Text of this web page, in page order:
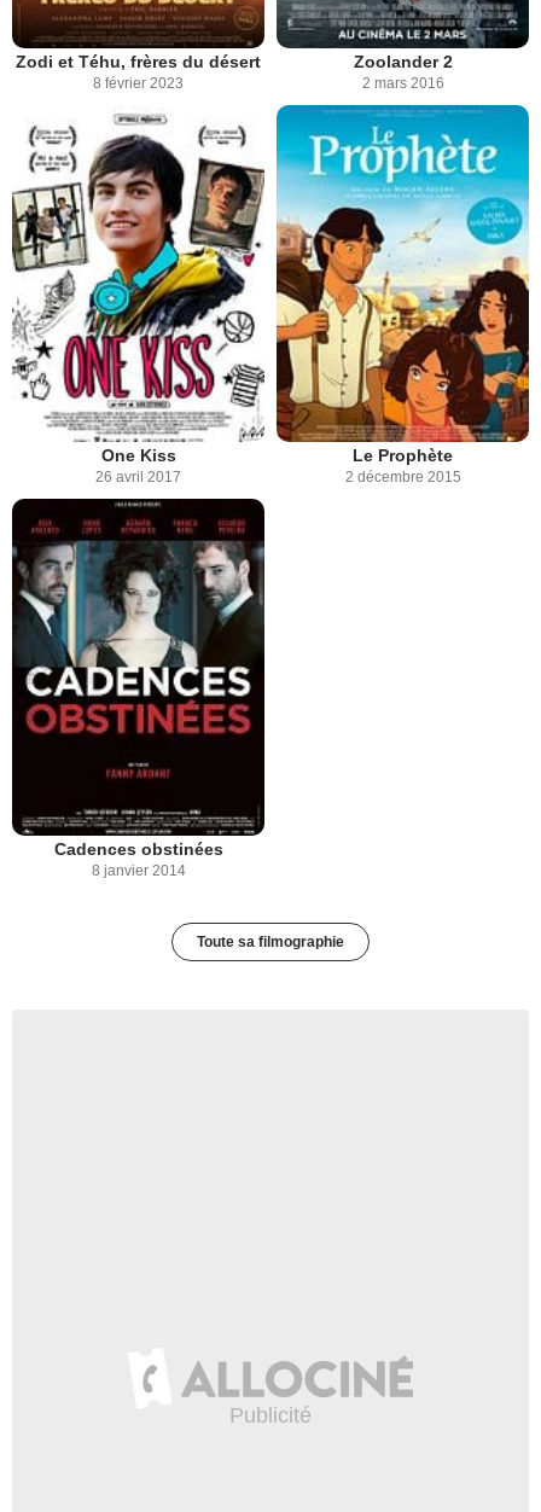
Zodi et Téhu, frères du désert
8 février 2023
Zoolander 2
2 mars 2016
One Kiss
26 avril 2017
Le Prophète
2 décembre 2015
Cadences obstinées
8 janvier 2014
Toute sa filmographie